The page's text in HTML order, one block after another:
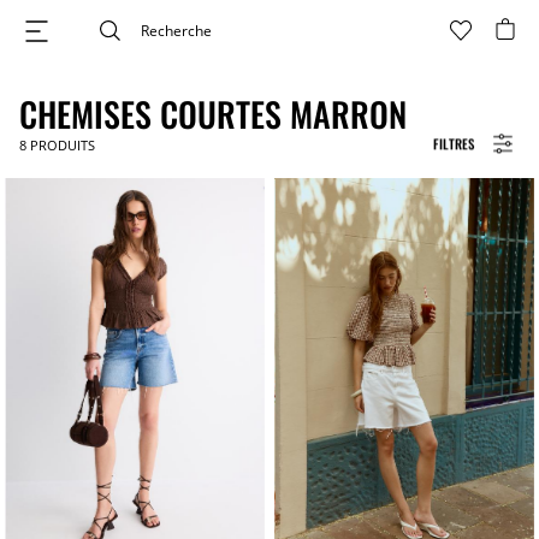
FILTRES
CHEMISES COURTES MARRON
8 PRODUITS